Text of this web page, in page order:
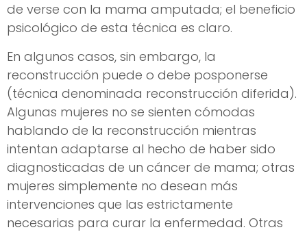
de verse con la mama amputada; el beneficio
psicológico de esta técnica es claro.
En algunos casos, sin embargo, la
reconstrucción puede o debe posponerse
(técnica denominada reconstrucción diferida).
Algunas mujeres no se sienten cómodas
hablando de la reconstrucción mientras
intentan adaptarse al hecho de haber sido
diagnosticadas de un cáncer de mama; otras
mujeres simplemente no desean más
intervenciones que las estrictamente
necesarias para curar la enfermedad. Otras